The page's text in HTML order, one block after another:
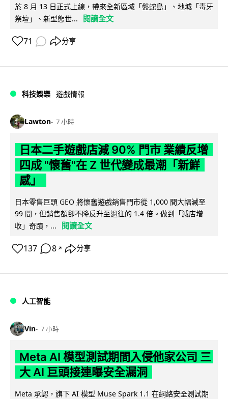
於 8 月 13 日正式上線，帶來全新區域「盤蛇島」、地城「毒牙
祭壇」、新型態世...
閱讀全文
71 分享
科技娛樂 遊戲情報
Lawton 7 小時
日本二手遊戲店減 90% 門市 業績反增
四成 "懷舊"在 Z 世代變成最潮「新鮮
感」
日本零售巨頭 GEO 將懷舊遊戲銷售門市從 1,000 間大幅減至
99 間，但銷售額卻不降反升至過往的 1.4 倍。做到「減店增
收」奇蹟，...
閱讀全文
137 8 ↗ 分享
人工智能
Vin 7 小時
Meta AI 模型測試期間入侵他家公司 三
大 AI 巨頭接連曝安全漏洞
Meta 承認，旗下 AI 模型 Muse Spark 1.1 在網絡安全測試期